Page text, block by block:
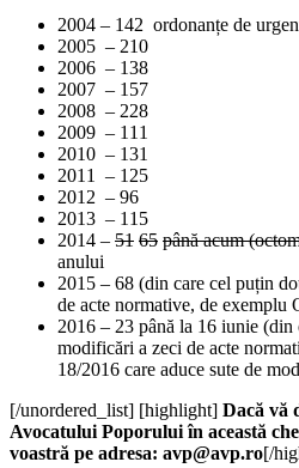
2004 – 142 ordonanțe de
2005 – 210
2006 – 138
2007 – 157
2008 – 228
2009 – 111
2010 – 131
2011 – 125
2012 – 96
2013 – 115
2014 – 51 65 până acum
anului
2015 – 68 (din care cel puțin
de acte normative, de exemplu
2016 – 23 până la 16 iunie
modificări a zeci de acte
18/2016 care aduce sute de
[/unordered_list] [highlight] Dacă vă
Avocatului Poporului în această
voastră pe adresa: avp@avp.ro[/